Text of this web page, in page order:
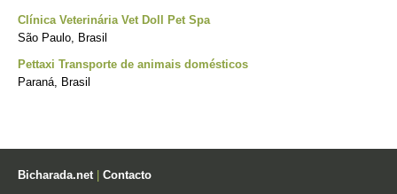
Clínica Veterinária Vet Doll Pet Spa
São Paulo, Brasil
Pettaxi Transporte de animais domésticos
Paraná, Brasil
Bicharada.net| Contacto